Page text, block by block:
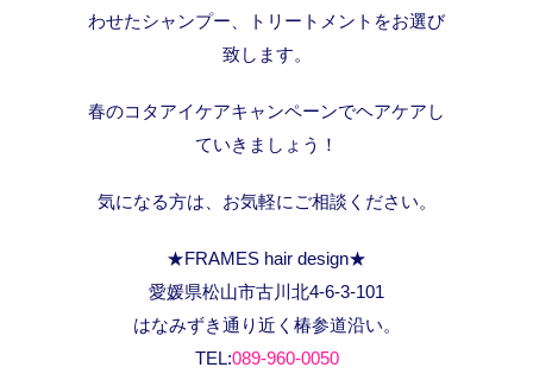
わせたシャンプー、トリートメントをお選び
致します。
春のコタアイケアキャンペーンでヘアケアし
ていきましょう！
気になる方は、お気軽にご相談ください。
★FRAMES hair design★
愛媛県松山市古川北4-6-3-101
はなみずき通り近く椿参道沿い。
TEL:089-960-0050